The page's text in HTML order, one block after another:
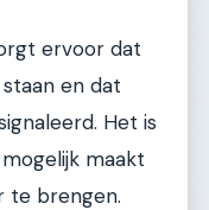
ervoor dat
en dat
Het is
maakt
te brengen.